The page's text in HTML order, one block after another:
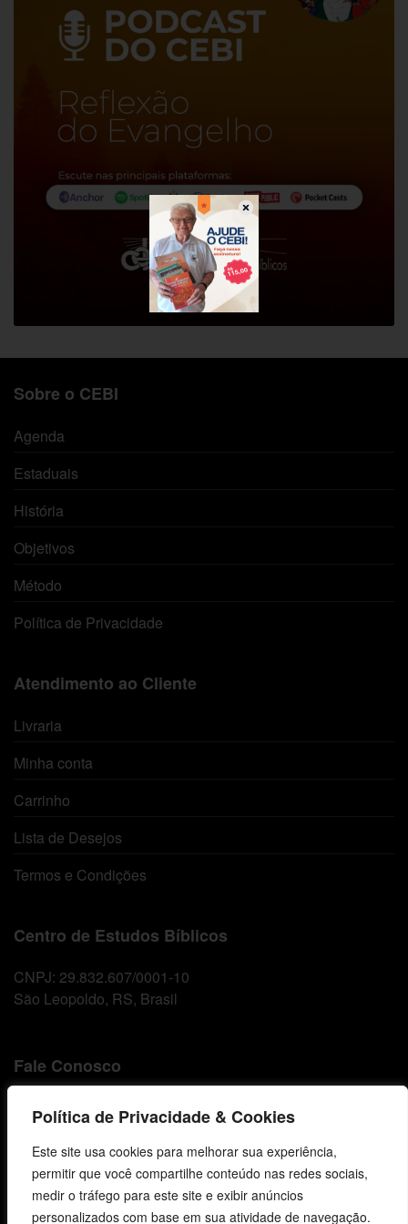
Política de Privacidade & Cookies
Este site usa cookies para melhorar sua experiência,
permitir que você compartilhe conteúdo nas redes sociais,
medir o tráfego para este site e exibir anúncios
personalizados com base em sua atividade de navegação.
Sobre o CEBI
Agenda
Estaduais
História
Objetivos
Método
Política de Privacidade
Atendimento ao Cliente
Livraria
Minha conta
Carrinho
Lista de Desejos
Termos e Condições
Centro de Estudos Bíblicos
CNPJ: 29.832.607/0001-10
São Leopoldo, RS, Brasil
Fale Conosco
E-mails
vendas@cebi.org.br
comunicacao@cebi.org.br
WhatsApp / Vendas
+55 (51) 99734-4518